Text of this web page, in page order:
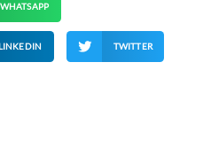
WHATSAPP
LINKEDIN TWITTER